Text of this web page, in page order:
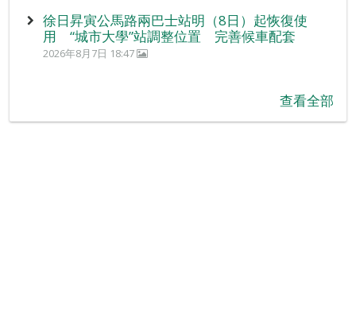
徐日昇寅公馬路兩巴士站明（8日）起恢復使
用 “城市大學”站調整位置 完善候車配套
2026年8月7日 18:47
查看全部